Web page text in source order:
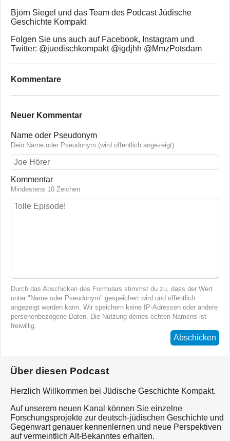
Björn Siegel und das Team des Podcast Jüdische
Geschichte Kompakt
Folgen Sie uns auch auf Facebook, Instagram und
Twitter: @juedischkompakt @igdjhh @MmzPotsdam
Kommentare
Neuer Kommentar
Name oder Pseudonym
Dein Name oder Pseudonym (wird öffentlich angezeigt)
Kommentar
Mindestens 10 Zeichen
Durch das Abschicken des Formulars stimmst du zu, dass der Wert
unter "Name oder Pseudonym" gespeichert wird und öffentlich
angezeigt werden kann. Wir speichern keine IP-Adressen oder andere
personenbezogene Daten. Die Nutzung deines echten Namens ist
freiwillig.
Abschicken
Über diesen Podcast
Herzlich Willkommen bei Jüdische Geschichte Kompakt.
Auf unserem neuen Kanal können Sie einzelne
Forschungsprojekte zur deutsch-jüdischen Geschichte und
Gegenwart genauer kennenlernen und neue Perspektiven
auf vermeintlich Alt-Bekanntes erhalten.